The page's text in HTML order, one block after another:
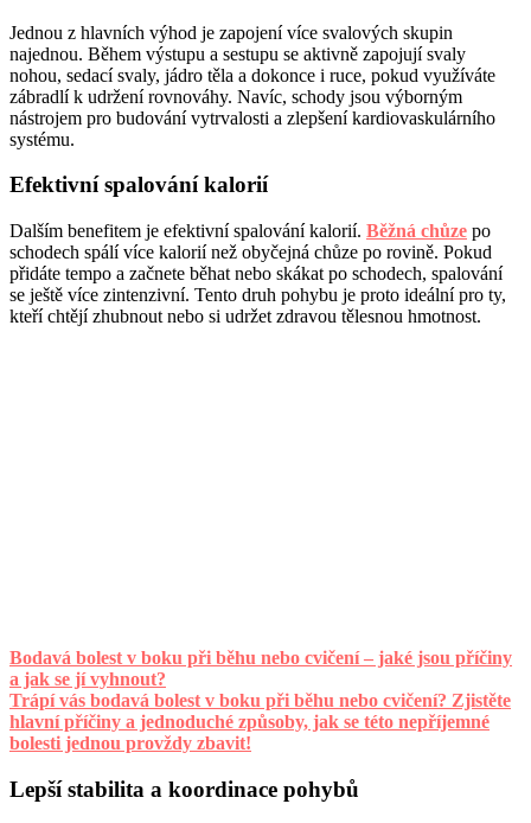
Jednou z hlavních výhod je zapojení více svalových skupin
najednou. Během výstupu a sestupu se aktivně zapojují svaly
nohou, sedací svaly, jádro těla a dokonce i ruce, pokud využíváte
zábradlí k udržení rovnováhy. Navíc, schody jsou výborným
nástrojem pro budování vytrvalosti a zlepšení kardiovaskulárního
systému.
Efektivní spalování kalorií
Dalším benefitem je efektivní spalování kalorií. Běžná chůze po
schodech spálí více kalorií než obyčejná chůze po rovině. Pokud
přidáte tempo a začnete běhat nebo skákat po schodech, spalování
se ještě více zintenzivní. Tento druh pohybu je proto ideální pro ty,
kteří chtějí zhubnout nebo si udržet zdravou tělesnou hmotnost.
Bodavá bolest v boku při běhu nebo cvičení – jaké jsou příčiny
a jak se jí vyhnout?
Trápí vás bodavá bolest v boku při běhu nebo cvičení? Zjistěte
hlavní příčiny a jednoduché způsoby, jak se této nepříjemné
bolesti jednou provždy zbavit!
Lepší stabilita a koordinace pohybů